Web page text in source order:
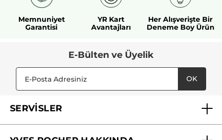
Memnuniyet
Garantisi
YR Kart
Avantajları
Her Alışverişte Bir
Deneme Boy Ürün
E-Bülten ve Üyelik
OK
SERVİSLER